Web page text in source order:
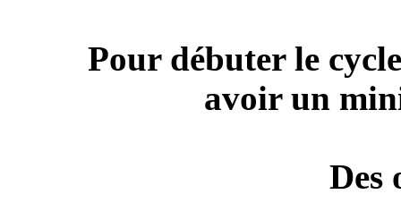
Pour débuter le
avoir un
Des